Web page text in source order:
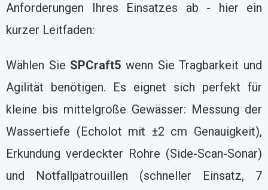
Anforderungen Ihres Einsatzes ab - hier ein
kurzer Leitfaden:
Wählen Sie SPCraft5 wenn Sie Tragbarkeit und
Agilität benötigen. Es eignet sich perfekt für
kleine bis mittelgroße Gewässer: Messung der
Wassertiefe (Echolot mit ±2 cm Genauigkeit),
Erkundung verdeckter Rohre (Side-Scan-Sonar)
und Notfallpatrouillen (schneller Einsatz, 7